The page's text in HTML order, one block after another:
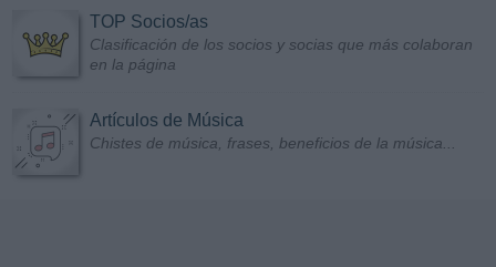
TOP Socios/as
Clasificación de los socios y socias que más colaboran
en la página
Artículos de Música
Chistes de música, frases, beneficios de la música...